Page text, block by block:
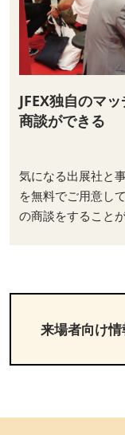
JFEX独自のマ
商談ができる
気になる出展社と
を無料でご用意し
の商談をすること
来場者向け情